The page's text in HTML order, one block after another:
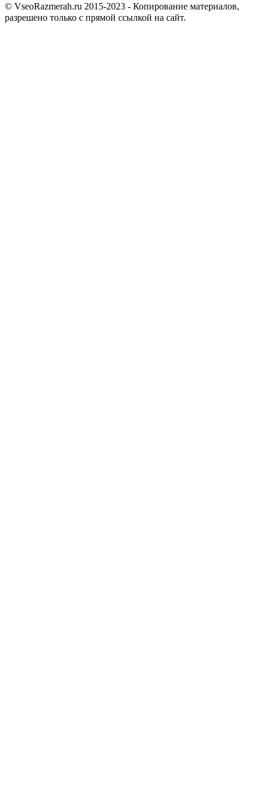
© VseoRazmerah.ru 2015-2023 - Копирование материалов,
разрешено только с прямой ссылкой на сайт.